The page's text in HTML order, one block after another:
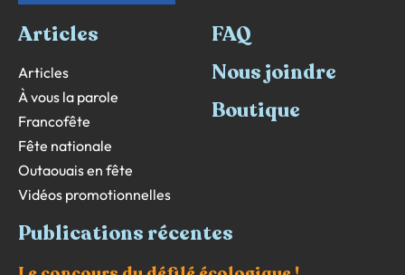
Articles
Articles
À vous la parole
Francofête
Fête nationale
Outaouais en fête
Vidéos promotionnelles
FAQ
Nous joindre
Boutique
Publications récentes